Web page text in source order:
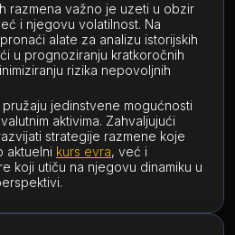
razmena važno je uzeti u obzir
i njegovu volatilnost. Na
alate za analizu istorijskih
u prognoziranju kratkoročnih
rizika nepovoljnih
jedinstvene mogućnosti
aktivima. Zahvaljujući
strategije razmene koje
aktuelni kurs evra, već i
koji utiču na njegovu dinamiku u